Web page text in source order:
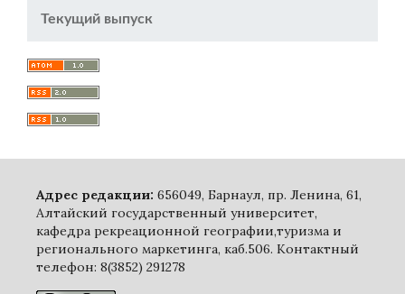
Текущий выпуск
Адрес редакции: 656049, Барнаул, пр. Ленина, 61,
Алтайский государственный университет,
кафедра рекреационной географии,туризма и
регионального маркетинга, каб.506. Контактный
телефон: 8(3852) 291278